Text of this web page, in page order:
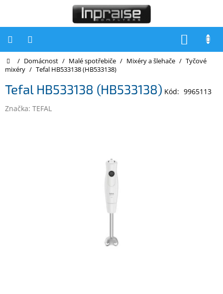
Počítače
Inpraise
Notebooky
Domů
/ Domácnost / Malé spotřebiče / Mixéry a šlehače / Tyčové
mixéry / Tefal HB533138 (HB533138)
Tefal HB533138 (HB533138) Kód: 9965113
Značka: TEFAL